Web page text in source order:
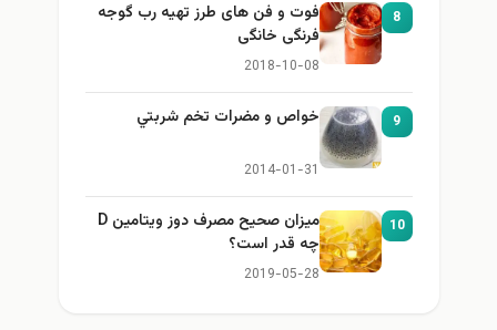
8
فوت و فن های طرز تهیه رب گوجه
فرنگی خانگی
2018-10-08
9 خواص و مضرات تخم شربتي
2014-01-31
10
میزان صحیح مصرف دوز ویتامین D
چه قدر است؟
2019-05-28